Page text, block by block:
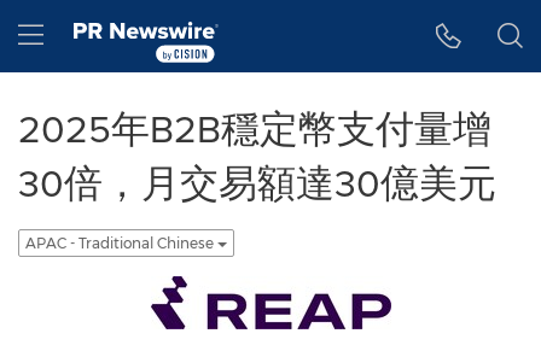
Hamburger menu
2025年B2B穩定幣支付量增
30倍，月交易額達30億美元
APAC - Traditional Chinese